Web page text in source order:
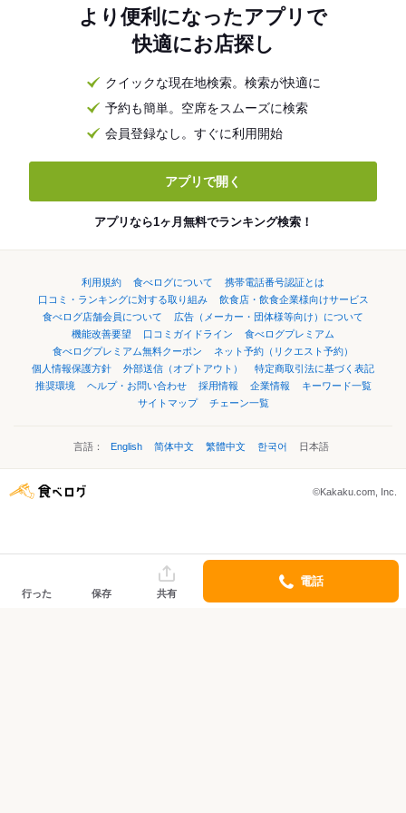
より便利になったアプリで
快適にお店探し
クイックな現在地検索。検索が快適に
予約も簡単。空席をスムーズに検索
会員登録なし。すぐに利用開始
アプリで開く
アプリなら1ヶ月無料でランキング検索！
利用規約 食べログについて
携帯電話番号認証とは
口コミ・ランキングに対する取り組み
飲食店・飲食企業様向けサービス
食べログ店舗会員について
広告（メーカー・団体様等向け）について
機能改善要望
口コミガイドライン
食べログプレミアム
食べログプレミアム無料クーポン
ネット予約（リクエスト予約）
個人情報保護方針
外部送信（オプトアウト）
特定商取引法に基づく表記
推奨環境
ヘルプ・お問い合わせ 採用情報 企業情報
キーワード一覧
サイトマップ
チェーン一覧
言語： English 简体中文 繁體中文 한국어 日本語
©Kakaku.com, Inc.
行った 保存 共有
電話